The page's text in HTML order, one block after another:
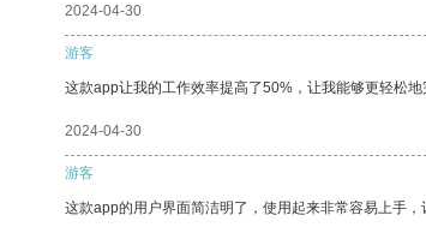
2024-04-30
游客
这款app让我的工作效率提高了50%，让我能够更轻松
2024-04-30
游客
这款app的用户界面简洁明了，使用起来非常容易上手，